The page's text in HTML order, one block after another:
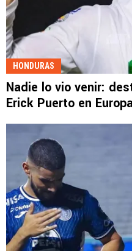
HONDURAS
Nadie lo vio venir:
Erick Puerto en